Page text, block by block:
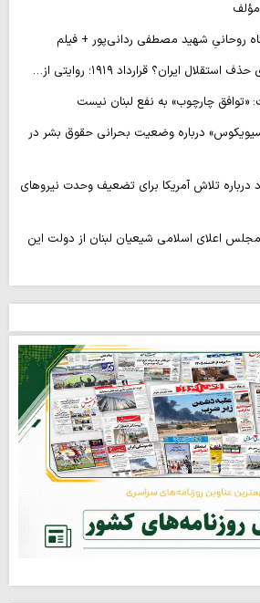
روحانیِ شهید مصطفی ردانی‌پور + فیلم
ایران؟ قرارداد ۱۹۱۹؛ روایتی از…
چارچوب» به نفع لبنان نیست
درباره وضعیت بحرانی حقوق بشر در
درباره تلاش آمریکا برای تضعیف وحدت نیروهای
اعلای اسلامی شیعیان لبنان از دولت این